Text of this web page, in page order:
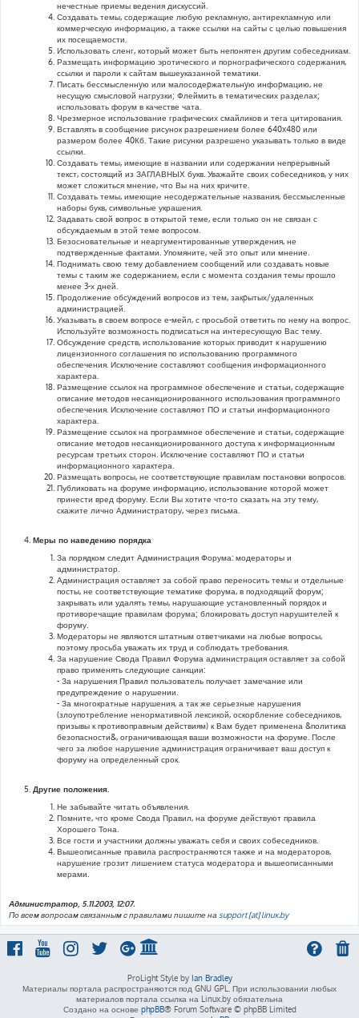
нечестные приемы ведения дискуссий.
Создавать темы, содержащие любую рекламную, антирекламную или
коммерческую информацию, а также ссылки на сайты с целью повышения
их посещаемости.
Использовать сленг, который может быть непонятен другим собеседникам.
Размещать информацию эротического и порнографического содержания,
ссылки и пароли к сайтам вышеуказанной тематики.
Писать бессмысленнyю или малосодеpжательнyю инфоpмацию, не
несущую смысловой нагрузки; Флеймить в тематических разделах;
использовать форум в качестве чата.
Чрезмерное использование графических смайликов и тега цитирования.
Вставлять в сообщение рисунок разрешением более 640x480 или
размером более 40Кб. Такие рисунки разрешено указывать только в виде
ссылки.
Создавать темы, имеющие в названии или содержании непрерывный
текст, состоящий из ЗАГЛАВНЫХ букв. Уважайте своих собеседников, у них
может сложиться мнение, что Вы на них кричите.
Создавать темы, имеющие несодержательные названия, бессмысленные
наборы букв, символьные украшения.
Задавать свой вопрос в открытой теме, если только он не связан с
обсуждаемым в этой теме вопросом.
Безосновательные и неаргументированные утверждения, не
подтвержденные фактами. Упомяните, чей это опыт или мнение.
Поднимать свою тему добавлением сообщений или создавать новые
темы с таким же содержанием, если с момента создания темы прошло
менее 3-х дней.
Продолжение обсyждений вопросов из тем, закpытых/удаленных
администрацией.
Указывать в своем вопросе е-мейл, с просьбой ответить по нему на вопрос.
Используйте возможность подписаться на интересующую Вас тему.
Обсуждение средств, использование которых приводит к нарушению
лицензионного соглашения по использованию программного
обеспечения. Исключение составляют сообщения информационного
характера.
Размещение ссылок на программное обеспечение и статьи, содержащие
описание методов несанкционированного использования программного
обеспечения. Исключение составляют ПО и статьи информационного
характера.
Размещение ссылок на программное обеспечение и статьи, содержащие
описание методов несанкционированного доступа к информационным
ресурсам третьих сторон. Исключение составляют ПО и статьи
информационного характера.
Размещать вопросы, не соответствующие правилам постановки вопросов.
Публиковать на форуме информацию, использование которой может
принести вред форуму. Если Вы хотите что-то сказать на эту тему,
скажите лично Администратору, через письма.
Меры по наведению порядка
За порядком следит Администрация Форума: модераторы и
администратор.
Администрация оставляет за собой право переносить темы и отдельные
посты, не соответствующие тематике форума, в подходящий форум;
закрывать или удалять темы, нарушающие установленный порядок и
противоречащие правилам форума; блокировать доступ нарушителей к
форуму.
Модераторы не являются штатным ответчиками на любые вопросы,
поэтому просьба уважать их труд и соблюдать требования.
За нарушение Свода Правил Форума администрация оставляет за собой
право применять следующие санкции:
- За нарушения Правил пользователь получает замечание или
предупреждение о нарушении.
- За многократные нарушения, а так же серьезные нарушения
(злоупотребление ненормативной лексикой, оскорбление собеседников,
призывы к противоправным действиям) к Вам будет применена &политика
безопасности&, ограничивающая ваши возможности на форуме. После
чего за любое нарушение администрация ограничивает ваш доступ к
форуму на определенный срок.
Другие положения.
Не забывайте читать объявления.
Помните, что кроме Свода Правил, на форуме действуют правила
Хорошего Тона.
Все гости и участники должны уважать себя и своих собеседников.
Вышеописанные правила распространяются также и на модераторов,
нарушение грозит лишением статуса модератора и вышеописанными
мерами.
Администратор, 5.11.2003, 12:07.
По всем вопросам связанным с правилами пишите на support [at] linux.by
ProLight Style by Ian Bradley
Материалы портала распространяются под GNU GPL. При использовании любых
материалов портала ссылка на Linux.by обязательна
Создано на основе phpBB® Forum Software © phpBB Limited